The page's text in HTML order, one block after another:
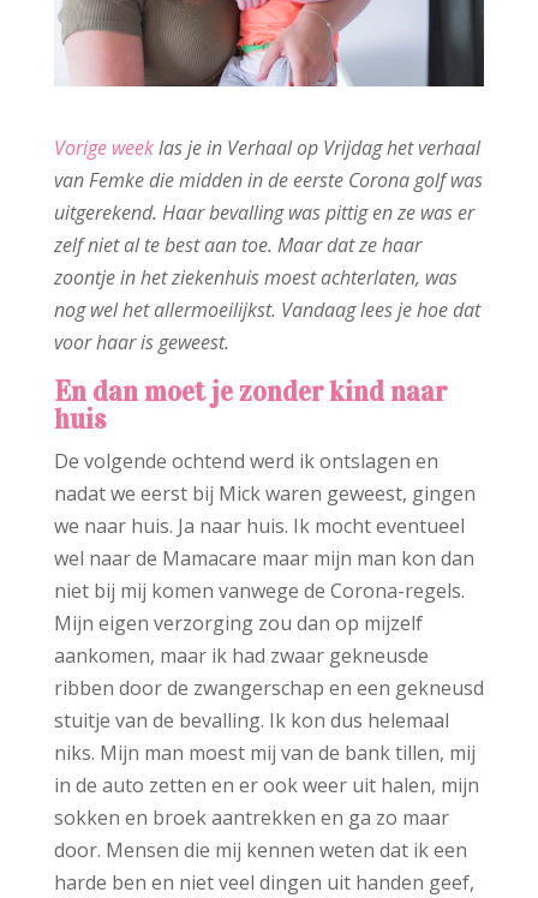
Vorige weeklas je in Verhaal op Vrijdag het verhaal
van Femke die midden in de eerste Corona golf was
uitgerekend. Haar bevalling was pittig en ze was er
zelf niet al te best aan toe. Maar dat ze haar
zoontje in het ziekenhuis moest achterlaten, was
nog wel het allermoeilijkst. Vandaag lees je hoe dat
voor haar is geweest.
En dan moet je zonder kind naar
huis
De volgende ochtend werd ik ontslagen en
nadat we eerst bij Mick waren geweest, gingen
we naar huis. Ja naar huis. Ik mocht eventueel
wel naar de Mamacare maar mijn man kon dan
niet bij mij komen vanwege de Corona-regels.
Mijn eigen verzorging zou dan op mijzelf
aankomen, maar ik had zwaar gekneusde
ribben door de zwangerschap en een gekneusd
stuitje van de bevalling. Ik kon dus helemaal
niks. Mijn man moest mij van de bank tillen, mij
in de auto zetten en er ook weer uit halen, mijn
sokken en broek aantrekken en ga zo maar
door. Mensen die mij kennen weten dat ik een
harde ben en niet veel dingen uit handen geef,